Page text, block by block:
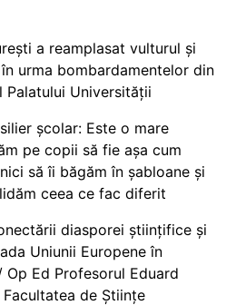
a reamplasat vulturul și
urma bombardamentelor din
Palatului Universității
școlar: Este o mare
pe copii să fie așa cum
să îi băgăm în șabloane și
ceea ce fac diferit
diasporei științifice și
Uniunii Europene în
Ed Profesorul Eduard
de Științe